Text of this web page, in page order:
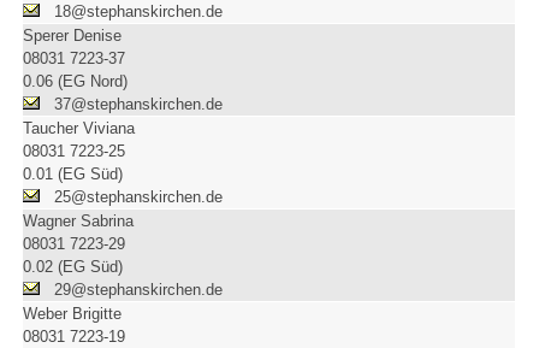
18@stephanskirchen.de
Sperer Denise
08031 7223-37
0.06 (EG Nord)
37@stephanskirchen.de
Taucher Viviana
08031 7223-25
0.01 (EG Süd)
25@stephanskirchen.de
Wagner Sabrina
08031 7223-29
0.02 (EG Süd)
29@stephanskirchen.de
Weber Brigitte
08031 7223-19